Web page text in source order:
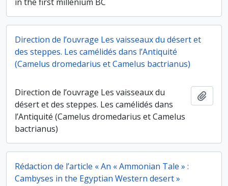
Direction de l’ouvrage Les vaisseaux du désert et
des steppes. Les camélidés dans l’Antiquité
(Camelus dromedarius et Camelus bactrianus)
Direction de l’ouvrage Les vaisseaux du
désert et des steppes. Les camélidés dans
l’Antiquité (Camelus dromedarius et Camelus
bactrianus)
Rédaction de l’article « An « Ammonian Tale » :
Cambyses in the Egyptian Western desert »